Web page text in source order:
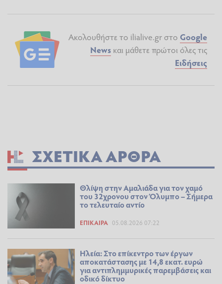
Ακολουθήστε το ilialive.gr στο Google
News και μάθετε πρώτοι όλες τις
Ειδήσεις
ΣΧΕΤΙΚΆ ΆΡΘΡΑ
Θλίψη στην Αμαλιάδα για τον χαμό
του 32χρονου στον Όλυμπο – Σήμερα
το τελευταίο αντίο
ΕΠΊΚΑΙΡΑ 05.08.2026 07:22
Ηλεία: Στο επίκεντρο των έργων
αποκατάστασης με 14,8 εκατ. ευρώ
για αντιπλημμυρικές παρεμβάσεις και
οδικό δίκτυο